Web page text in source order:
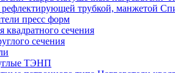
пресс форм
квадратного сечения
сечения
ТЭНП